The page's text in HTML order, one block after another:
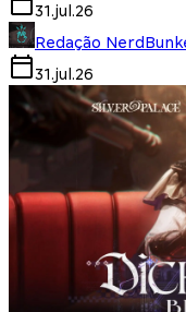
31.jul.26
Redação
31.jul.26